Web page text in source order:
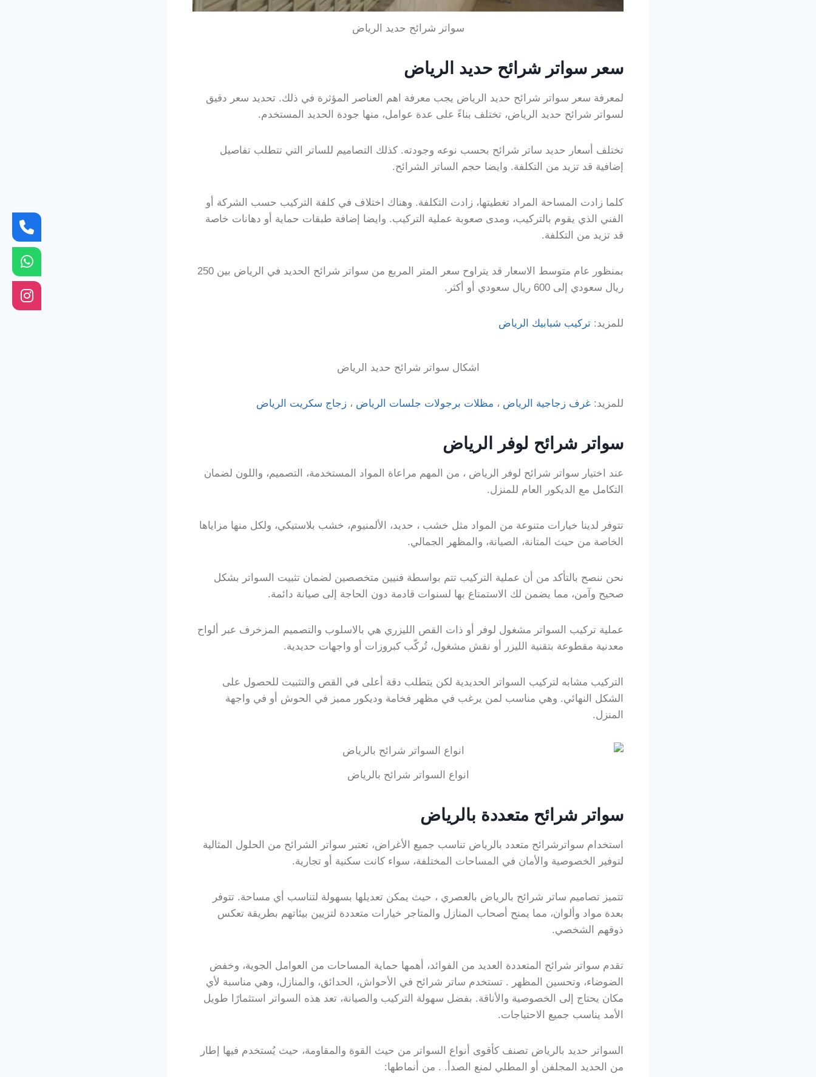
سواتر شرائح حديد الرياض
سعر سواتر شرائح حديد الرياض
لمعرفة سعر سواتر شرائح حديد الرياض يجب معرفة اهم العناصر المؤثرة في ذلك. تحديد سعر دقيق
لسواتر شرائح حديد الرياض، تختلف بناءً على عدة عوامل، منها جودة الحديد المستخدم.
تختلف أسعار حديد ساتر شرائح بحسب نوعه وجودته. كذلك التصاميم للساتر التي تتطلب تفاصيل
إضافية قد تزيد من التكلفة. وايضا حجم الساتر الشرائح.
كلما زادت المساحة المراد تغطيتها، زادت التكلفة. وهناك اختلاف في كلفة التركيب حسب الشركة أو
الفني الذي يقوم بالتركيب، ومدى صعوبة عملية التركيب. وايضا إضافة طبقات حماية أو دهانات خاصة
قد تزيد من التكلفة.
بمنظور عام متوسط الاسعار قد يتراوح سعر المتر المربع من سواتر شرائح الحديد في الرياض بين 250
ريال سعودي إلى 600 ريال سعودي أو أكثر.
للمزيد: تركيب شبابيك الرياض
اشكال سواتر شرائح حديد الرياض
للمزيد: غرف زجاجية الرياض ، مظلات برجولات جلسات الرياض ، زجاج سكريت الرياض
سواتر شرائح لوفر الرياض
عند اختيار سواتر شرائح لوفر الرياض ، من المهم مراعاة المواد المستخدمة، التصميم، واللون لضمان
التكامل مع الديكور العام للمنزل.
تتوفر لدينا خيارات متنوعة من المواد مثل خشب ، حديد، الألمنيوم، خشب بلاستيكي، ولكل منها مزاياها
الخاصة من حيث المتانة، الصيانة، والمظهر الجمالي.
نحن ننصح بالتأكد من أن عملية التركيب تتم بواسطة فنيين متخصصين لضمان تثبيت السواتر بشكل
صحيح وآمن، مما يضمن لك الاستمتاع بها لسنوات قادمة دون الحاجة إلى صيانة دائمة.
عملية تركيب السواتر مشغول لوفر أو ذات القص الليزري هي بالاسلوب والتصميم المزخرف عبر ألواح
معدنية مقطوعة بتقنية الليزر أو نقش مشغول، تُركّب كبروزات أو واجهات حديدية.
التركيب مشابه لتركيب السواتر الحديدية لكن يتطلب دقة أعلى في القص والتثبيت للحصول على
الشكل النهائي. وهي مناسب لمن يرغب في مظهر فخامة وديكور مميز في الحوش أو في واجهة
المنزل.
انواع السواتر شرائح بالرياض
سواتر شرائح متعددة بالرياض
استخدام سواترشرائح متعدد بالرياض تناسب جميع الأغراض، تعتبر سواتر الشرائح من الحلول المثالية
لتوفير الخصوصية والأمان في المساحات المختلفة، سواء كانت سكنية أو تجارية.
تتميز تصاميم ساتر شرائح بالرياض بالعصري ، حيث يمكن تعديلها بسهولة لتناسب أي مساحة. تتوفر
بعدة مواد وألوان، مما يمنح أصحاب المنازل والمتاجر خيارات متعددة لتزيين بيئاتهم بطريقة تعكس
ذوقهم الشخصي.
تقدم سواتر شرائح المتعددة العديد من الفوائد، أهمها حماية المساحات من العوامل الجوية، وخفض
الضوضاء، وتحسين المظهر . تستخدم ساتر شرائح في الأحواش، الحدائق، والمنازل، وهي مناسبة لأي
مكان يحتاج إلى الخصوصية والأناقة. بفضل سهولة التركيب والصيانة، تعد هذه السواتر استثمارًا طويل
الأمد يناسب جميع الاحتياجات.
السواتر حديد بالرياض تصنف كأقوى أنواع السواتر من حيث القوة والمقاومة، حيث يُستخدم فيها إطار
من الحديد المجلفن أو المطلي لمنع الصدأ. . من أنماطها: